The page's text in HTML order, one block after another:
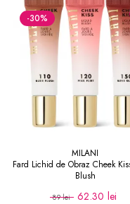
-30%
MILANI
Fard Lichid de Obraz Cheek
Blush
89 lei 62.30 lei